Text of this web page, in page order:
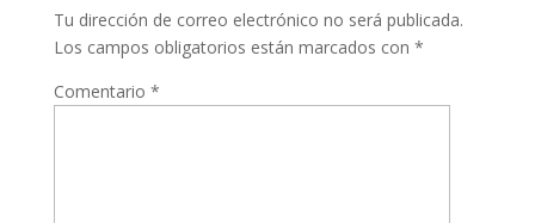
Tu dirección de correo electrónico no será publicada.
Los campos obligatorios están marcados con *
Comentario *